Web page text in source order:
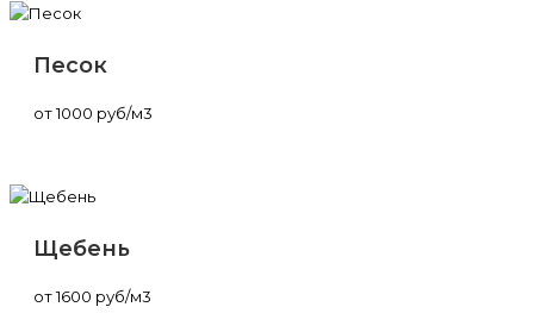
Песок
от 1000 руб/м3
Щебень
от 1600 руб/м3